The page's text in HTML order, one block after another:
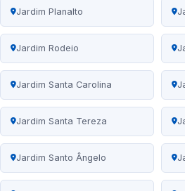
Jardim Planalto
Jardim Rodeio
Jardim Santa Carolina
Jardim Santa Tereza
Jardim Santo Ângelo